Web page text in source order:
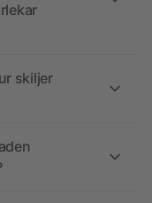
skiljer